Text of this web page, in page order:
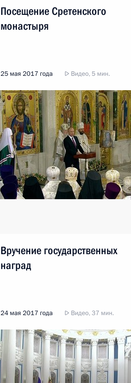
Посещение Сретенского
монастыря
25 мая 2017 года Видео, 5 мин.
Вручение государственных
наград
24 мая 2017 года Видео, 37 мин.